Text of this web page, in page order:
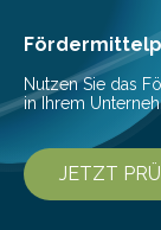
Ansatz für
gleichermaßen
Nutzen Sie das
in Ihrem
JETZT